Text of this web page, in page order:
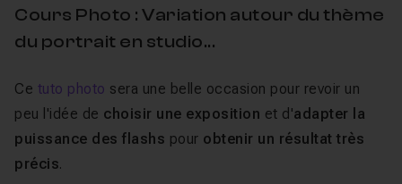
Cours Photo : Variation autour du thème
du portrait en studio...
Ce tuto photo sera une belle occasion pour revoir un
peu l'idée de choisir une exposition et d'adapter la
puissance des flashs pour obtenir un résultat très
précis.